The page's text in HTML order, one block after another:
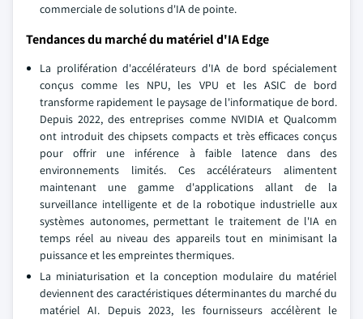
commerciale de solutions d'IA de pointe.
Tendances du marché du matériel d'IA Edge
La prolifération d'accélérateurs d'IA de bord spécialement
conçus comme les NPU, les VPU et les ASIC de bord
transforme rapidement le paysage de l'informatique de bord.
Depuis 2022, des entreprises comme NVIDIA et Qualcomm
ont introduit des chipsets compacts et très efficaces conçus
pour offrir une inférence à faible latence dans des
environnements limités. Ces accélérateurs alimentent
maintenant une gamme d'applications allant de la
surveillance intelligente et de la robotique industrielle aux
systèmes autonomes, permettant le traitement de l'IA en
temps réel au niveau des appareils tout en minimisant la
puissance et les empreintes thermiques.
La miniaturisation et la conception modulaire du matériel
deviennent des caractéristiques déterminantes du marché du
matériel AI. Depuis 2023, les fournisseurs accélèrent le